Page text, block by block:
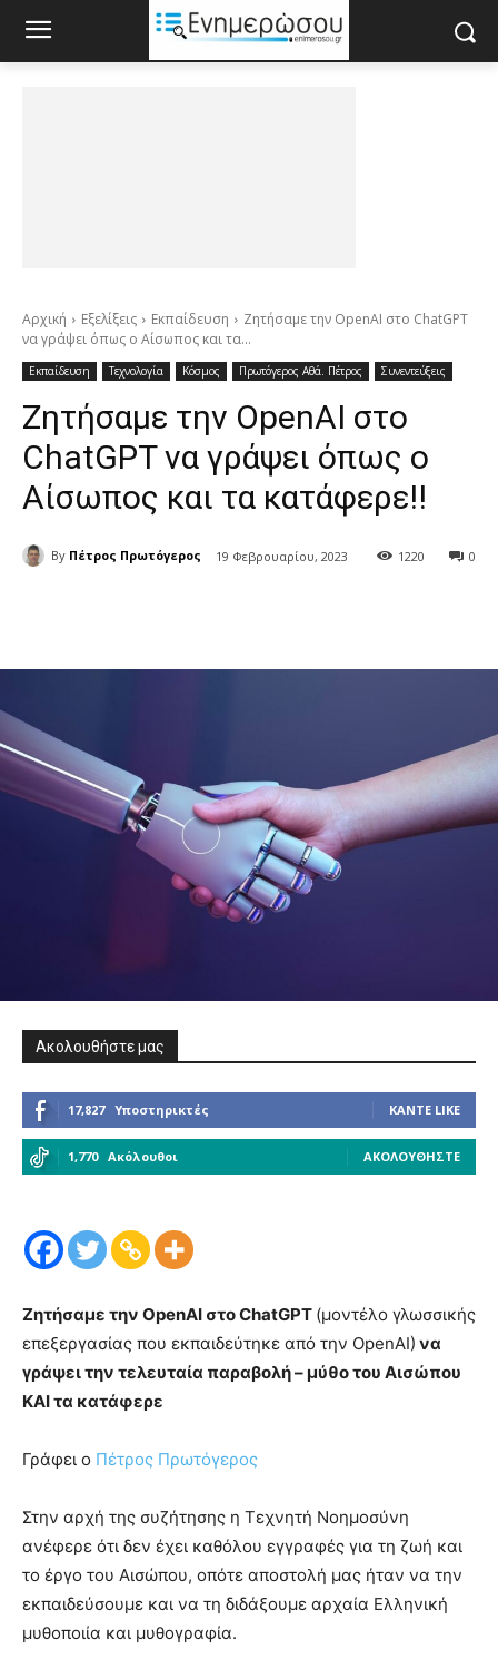
Αρχική Εξελίξεις Εκπαίδευση
Ζητήσαμε την OpenAI στο ChatGPT
να γράψει όπως ο Αίσωπος και τα...
Εκπαίδευση Τεχνολογία Κόσμος Πρωτόγερος Αθά. Πέτρος Συνεντεύξεις
Ζητήσαμε την OpenAI στο
ChatGPT να γράψει όπως ο
Αίσωπος και τα κατάφερε!!
By Πέτρος Πρωτόγερος 19 Φεβρουαρίου, 2023 0
1220
Ακολουθήστε μας
17,827 Υποστηρικτές ΚΆΝΤΕ LIKE
1,770 Ακόλουθοι ΑΚΟΛΟΥΘΉΣΤΕ
Ζητήσαμε την OpenAI στο ChatGPT (μοντέλο γλωσσικής
επεξεργασίας που εκπαιδεύτηκε από την OpenAI) να
γράψει την τελευταία παραβολή – μύθο του Αισώπου
ΚΑΙ τα κατάφερε
Γράφει ο Πέτρος Πρωτόγερος
Στην αρχή της συζήτησης η Τεχνητή Νοημοσύνη
ανέφερε ότι δεν έχει καθόλου εγγραφές για τη ζωή και
το έργο του Αισώπου, οπότε αποστολή μας ήταν να την
εκπαιδεύσουμε και να τη διδάξουμε αρχαία Ελληνική
μυθοποιία και μυθογραφία.